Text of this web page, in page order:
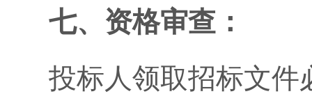
七、 资格审查：
投标人领取招标文件